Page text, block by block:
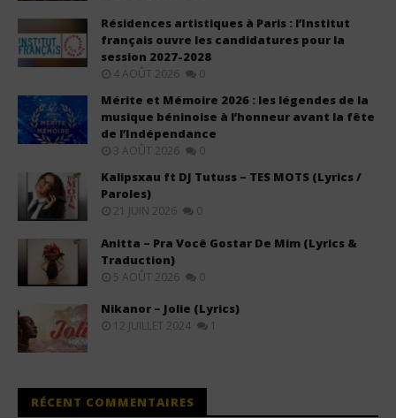
Résidences artistiques à Paris : l’Institut
français ouvre les candidatures pour la
session 2027-2028
4 AOÛT 2026 0
Mérite et Mémoire 2026 : les légendes de la
musique béninoise à l’honneur avant la fête
de l’Indépendance
3 AOÛT 2026 0
Kalipsxau ft DJ Tutuss – TES MOTS (Lyrics /
Paroles)
21 JUIN 2026 0
Anitta – Pra Você Gostar De Mim (Lyrics &
Traduction)
5 AOÛT 2026 0
Nikanor – Jolie (Lyrics)
12 JUILLET 2024 1
RÉCENT COMMENTAIRES